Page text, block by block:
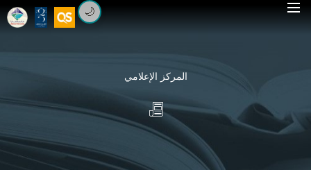
🌙
المركز الإعلامي